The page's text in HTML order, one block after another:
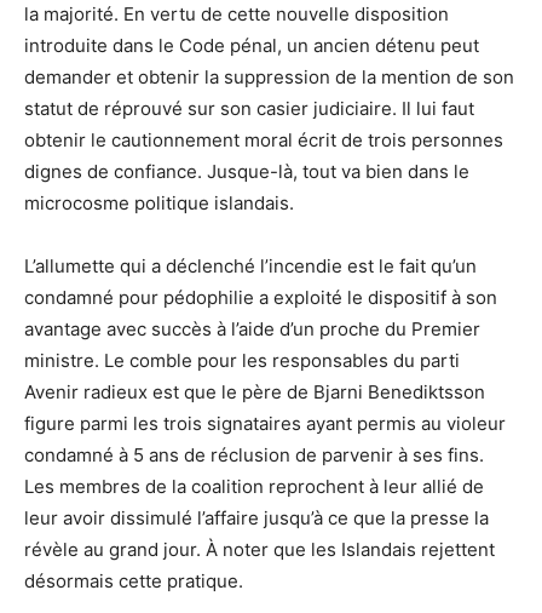
la majorité. En vertu de cette nouvelle disposition
introduite dans le Code pénal, un ancien détenu peut
demander et obtenir la suppression de la mention de son
statut de réprouvé sur son casier judiciaire. Il lui faut
obtenir le cautionnement moral écrit de trois personnes
dignes de confiance. Jusque-là, tout va bien dans le
microcosme politique islandais.
L’allumette qui a déclenché l’incendie est le fait qu’un
condamné pour pédophilie a exploité le dispositif à son
avantage avec succès à l’aide d’un proche du Premier
ministre. Le comble pour les responsables du parti
Avenir radieux est que le père de Bjarni Benediktsson
figure parmi les trois signataires ayant permis au violeur
condamné à 5 ans de réclusion de parvenir à ses fins.
Les membres de la coalition reprochent à leur allié de
leur avoir dissimulé l’affaire jusqu’à ce que la presse la
révèle au grand jour. À noter que les Islandais rejettent
désormais cette pratique.